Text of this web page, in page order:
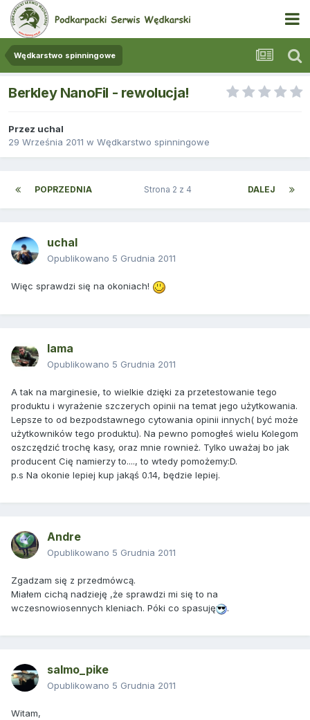
Wędkarstwo spinningowe
Berkley NanoFil - rewolucja!
Przez uchal
29 Września 2011 w Wędkarstwo spinningowe
POPRZEDNIA DALEJ
Strona 2 z 4
uchal
Opublikowano 5 Grudnia 2011
Więc sprawdzi się na okoniach!
lama
Opublikowano 5 Grudnia 2011
A tak na marginesie, to wielkie dzięki za przetestowanie tego
produktu i wyrażenie szczerych opinii na temat jego użytkowania.
Lepsze to od bezpodstawnego cytowania opinii innych( być może
użytkowników tego produktu). Na pewno pomogłeś wielu Kolegom
oszczędzić trochę kasy, oraz mnie rownież. Tylko uważaj bo jak
producent Cię namierzy to...., to wtedy pomożemy:D.
p.s Na okonie lepiej kup jakąś 0.14, będzie lepiej.
Andre
Opublikowano 5 Grudnia 2011
Zgadzam się z przedmówcą.
Miałem cichą nadzieję ,że sprawdzi mi się to na
wczesnowiosennych kleniach. Póki co spasuję
.
salmo_pike
Opublikowano 5 Grudnia 2011
Witam,